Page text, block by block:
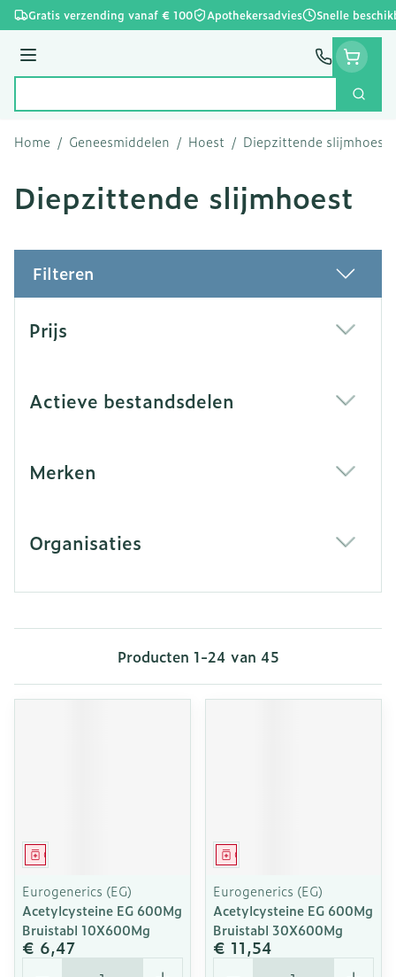
Ga naar de inhoud
Gratis verzending vanaf € 100 Apothekersadvies Snelle
Menu
Zoek
Home / Geneesmiddelen / Hoest / Diepzittende slijmhoest
Diepzittende slijmhoest
Filteren
Prijs
Actieve bestandsdelen
Merken
Organisaties
Producten 1-24 van 45
Geneesmiddel
Eurogenerics (EG)
Acetylcysteine EG 600Mg
Bruistabl 10X600Mg
€ 6,47
Aantal
Geneesmiddel
Eurogenerics (EG)
Acetylcysteine EG 600Mg
Bruistabl 30X600Mg
€ 11,54
Aantal